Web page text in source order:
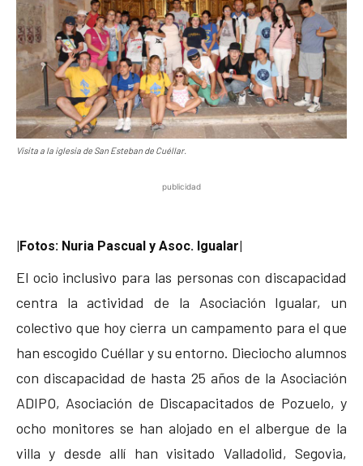
Visita a la iglesia de San Esteban de Cuéllar.
publicidad
|Fotos: Nuria Pascual y Asoc. Igualar|
El ocio inclusivo para las personas con discapacidad
centra la actividad de la Asociación Igualar, un
colectivo que hoy cierra un campamento para el que
han escogido Cuéllar y su entorno. Dieciocho alumnos
con discapacidad de hasta 25 años de la Asociación
ADIPO, Asociación de Discapacitados de Pozuelo, y
ocho monitores se han alojado en el albergue de la
villa y desde allí han visitado Valladolid, Segovia,